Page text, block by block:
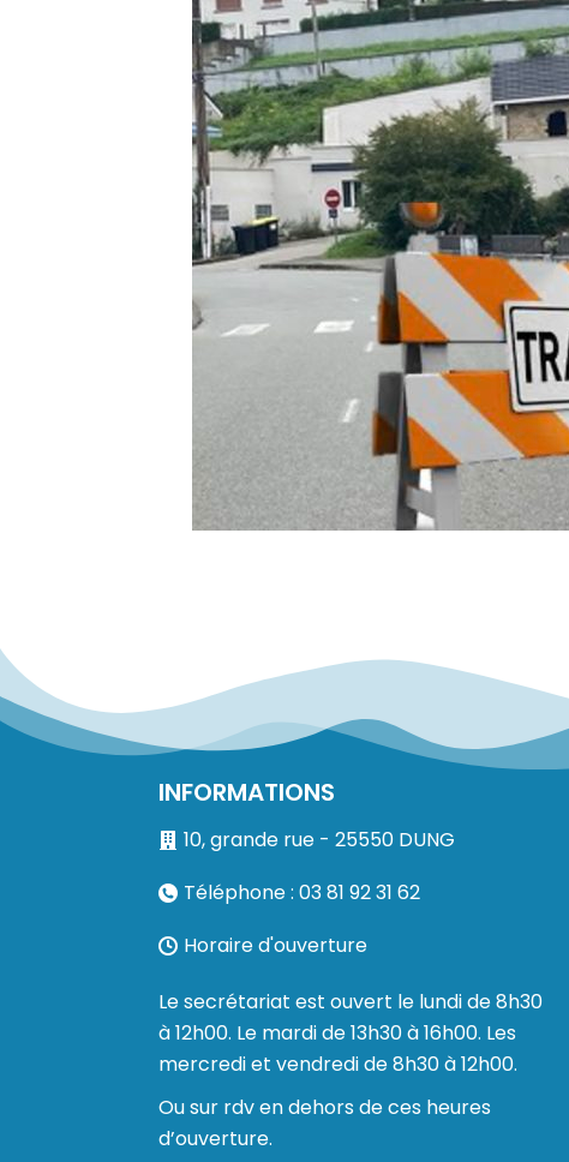
INFORMATIONS
10, grande rue - 25550 DUNG
Téléphone : 03 81 92 31 62
Horaire d'ouverture
Le secrétariat est ouvert le lundi de 8h30
à 12h00. Le mardi de 13h30 à 16h00. Les
mercredi et vendredi de 8h30 à 12h00.
Ou sur rdv en dehors de ces heures
d’ouverture.